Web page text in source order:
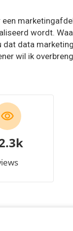
wordt.
data
wil ik